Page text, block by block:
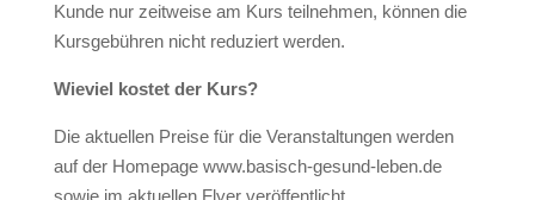
Kunde nur zeitweise am Kurs teilnehmen, können die
Kursgebühren nicht reduziert werden.
Wieviel kostet der Kurs?
Die aktuellen Preise für die Veranstaltungen werden
auf der Homepage www.basisch-gesund-leben.de
sowie im aktuellen Flyer veröffentlicht.